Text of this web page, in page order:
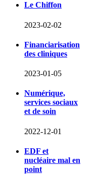
Le Chiffon
2023-02-02
Financiarisation
des cliniques
2023-01-05
Numérique,
services sociaux
et de soin
2022-12-01
EDF et
nucléaire mal en
point